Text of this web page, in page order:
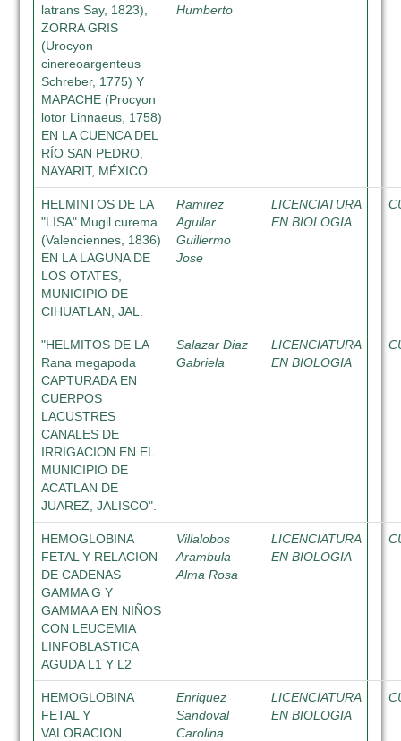
latrans Say, 1823),
ZORRA GRIS
(Urocyon
cinereoargenteus
Schreber, 1775) Y
MAPACHE (Procyon
lotor Linnaeus, 1758)
EN LA CUENCA DEL
RÍO SAN PEDRO,
NAYARIT, MÉXICO.
Humberto
HELMINTOS DE LA
"LISA" Mugil curema
(Valenciennes, 1836)
EN LA LAGUNA DE
LOS OTATES,
MUNICIPIO DE
CIHUATLAN, JAL.
Ramirez
Aguilar
Guillermo
Jose
LICENCIATURA
EN BIOLOGIA
"HELMITOS DE LA
Rana megapoda
CAPTURADA EN
CUERPOS
LACUSTRES
CANALES DE
IRRIGACION EN EL
MUNICIPIO DE
ACATLAN DE
JUAREZ, JALISCO".
Salazar Diaz
Gabriela
LICENCIATURA
EN BIOLOGIA
HEMOGLOBINA
FETAL Y RELACION
DE CADENAS
GAMMA G Y
GAMMA A EN NIÑOS
CON LEUCEMIA
LINFOBLASTICA
AGUDA L1 Y L2
Villalobos
Arambula
Alma Rosa
LICENCIATURA
EN BIOLOGIA
HEMOGLOBINA
FETAL Y
VALORACION
Enriquez
Sandoval
Carolina
LICENCIATURA
EN BIOLOGIA